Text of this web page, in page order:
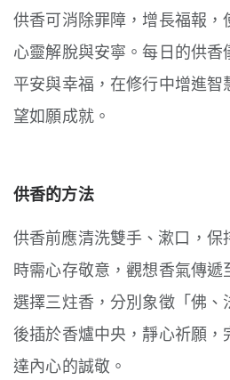
供香可消除罪障， 增長福報，
心靈解脫與安寧。每日的供香
平安與幸福，在修行中增進智
望如願成就。
供香的方法
供香前應清洗雙手、漱口，保
時需心存敬意，觀想香氣傳遞
選擇三炷香， 分別象徵「佛、
後插於香爐中央， 靜心祈願，
達內心的誠敬。